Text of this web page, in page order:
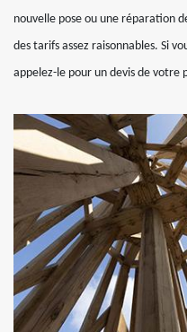
nouvelle pose ou une réparation
des tarifs assez raisonnables. Si
appelez-le pour un devis de votre